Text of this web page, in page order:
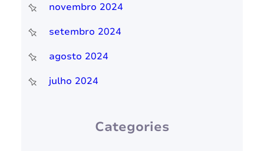
novembro 2024
setembro 2024
agosto 2024
julho 2024
Categories